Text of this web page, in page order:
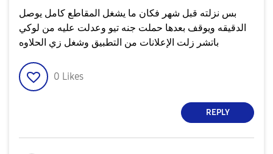
بس نزلته قبل شهر فكان ما يشغل المقاطع كامل يوصل
الدقيقه ويوقف بعدها حملت جنه تيو وعدلت عليه من لوكي
باتشر زلت الإعلانات من التطبيق وشغل زي الحلاوه
0 Likes
REPLY